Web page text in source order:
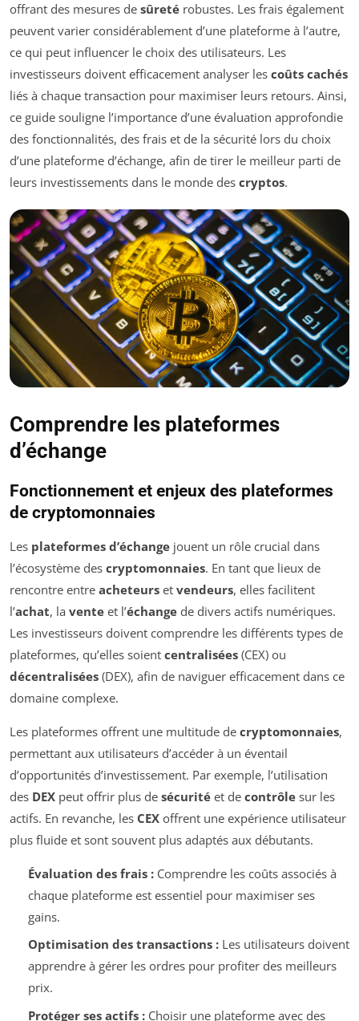
offrant des mesures de sûreté robustes. Les frais également
peuvent varier considérablement d’une plateforme à l’autre,
ce qui peut influencer le choix des utilisateurs. Les
investisseurs doivent efficacement analyser les coûts cachés
liés à chaque transaction pour maximiser leurs retours. Ainsi,
ce guide souligne l’importance d’une évaluation approfondie
des fonctionnalités, des frais et de la sécurité lors du choix
d’une plateforme d’échange, afin de tirer le meilleur parti de
leurs investissements dans le monde des cryptos.
Comprendre les plateformes
d’échange
Fonctionnement et enjeux des plateformes
de cryptomonnaies
Les plateformes d’échange jouent un rôle crucial dans
l’écosystème des cryptomonnaies. En tant que lieux de
rencontre entre acheteurs et vendeurs, elles facilitent
l’achat, la vente et l’échange de divers actifs numériques.
Les investisseurs doivent comprendre les différents types de
plateformes, qu’elles soient centralisées (CEX) ou
décentralisées (DEX), afin de naviguer efficacement dans ce
domaine complexe.
Les plateformes offrent une multitude de cryptomonnaies,
permettant aux utilisateurs d’accéder à un éventail
d’opportunités d’investissement. Par exemple, l’utilisation
des DEX peut offrir plus de sécurité et de contrôle sur les
actifs. En revanche, les CEX offrent une expérience utilisateur
plus fluide et sont souvent plus adaptés aux débutants.
Évaluation des frais :Comprendre les coûts associés à
chaque plateforme est essentiel pour maximiser ses
gains.
Optimisation des transactions :Les utilisateurs doivent
apprendre à gérer les ordres pour profiter des meilleurs
prix.
Protéger ses actifs :Choisir une plateforme avec des